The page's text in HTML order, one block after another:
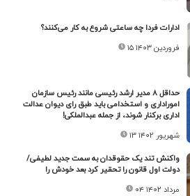
ادارات فردا چه ساعتی شروع به کار می‌کنند؟
۱۵ فروردین ۱۴۰۳
حداقل ۸ مدیر ارشد رئیسی مانند رئیس سازمان
اموراداری و استخدامی باید طبق رای دیوان عدالت
اداری برکنار شوند، از جمله عبدالملکی!
۱۳ شهریور ۱۴۰۲
واکنش تند یک حقوقدان به سمت جدید لطیفی/
دولت اول قانون را تحقیر کرد بعد خودش را
۰۴ مرداد ۱۴۰۲